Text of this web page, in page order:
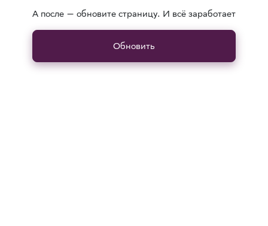
А после — обновите страницу. И всё заработает
Обновить